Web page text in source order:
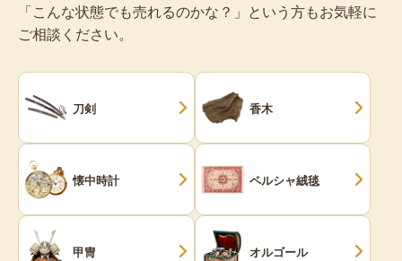
「こんな状態でも売れるのかな？」という方もお気軽に
ご相談ください。
刀剣 香木
懐中時計 ペルシャ絨毯
甲冑 オルゴール